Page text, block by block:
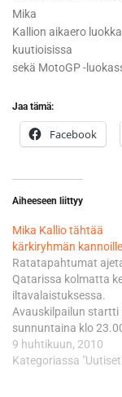
Mika
Kallion aikaero
kuutioisissa
sekä MotoGP -
Jaa tämä:
Facebook
Aiheeseen liittyy
Mika Kallio tähtää
kärkiryhmän kannoille
Ratatapahtumat
Qatarissa kolmatta
iltavalaistuksessa.
Avauskilpailun startti
sunnuntaina klo
Suomen aikaa.
harjoitukset ajetaan
9 huhtikuun, 2010
Kategoriassa